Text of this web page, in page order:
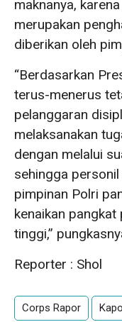
maknanya,
merupakan
diberikan oleh
“Berdasarkan
terus-menerus
pelanggaran
melaksanakan
dengan melalui
sehingga
pimpinan Polri
kenaikan
tinggi,”
Reporter : Shol
Corps Rapor